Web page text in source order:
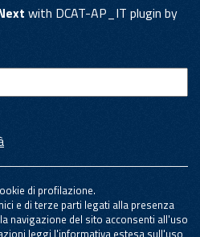
with DCAT-AP_IT plugin by
di profilazione.
e di terze parti legati alla presenza
navigazione del sito acconsenti all'uso
leggi l'informativa estesa sull'uso